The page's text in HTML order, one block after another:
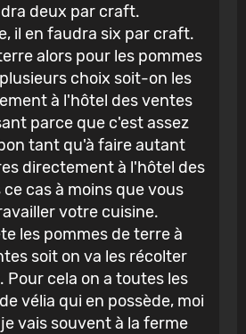
deux par craft.
il en faudra six par craft.
alors pour les pommes
choix soit-on les
à l'hôtel des ventes
parce que c'est assez
tant qu'à faire autant
directement à l'hôtel des
cas à moins que vous
votre cuisine.
les pommes de terre à
soit on va les récolter
Pour cela on a toutes les
vélia qui en possède, moi
vais souvent à la ferme